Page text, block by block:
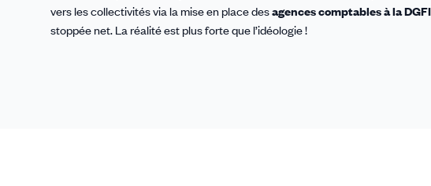
vers les collectivités via la mise en place desagences comptables à la
stoppée net. La réalité est plus forte que l’idéologie !